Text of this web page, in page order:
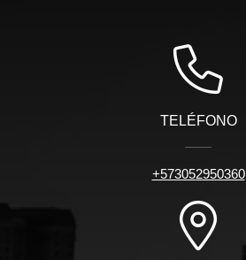
TELÉFONO
+573052950360